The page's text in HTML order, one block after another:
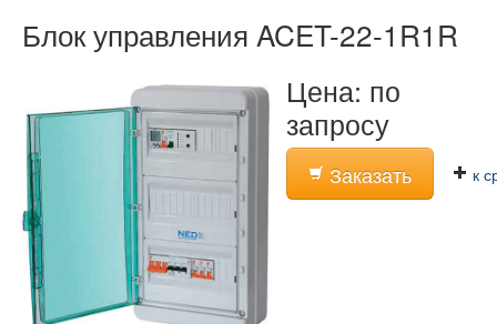
Блок управления ACET-22-1R1R
Цена: по
запросу
Заказать к